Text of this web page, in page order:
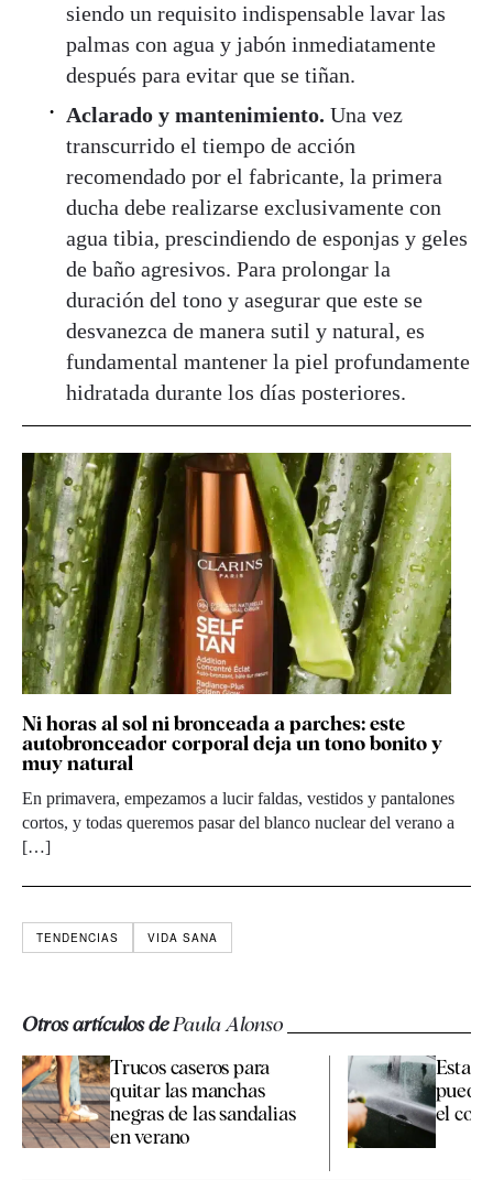
siendo un requisito indispensable lavar las
palmas con agua y jabón inmediatamente
después para evitar que se tiñan.
Aclarado y mantenimiento. Una vez
transcurrido el tiempo de acción
recomendado por el fabricante, la primera
ducha debe realizarse exclusivamente con
agua tibia, prescindiendo de esponjas y geles
de baño agresivos. Para prolongar la
duración del tono y asegurar que este se
desvanezca de manera sutil y natural, es
fundamental mantener la piel profundamente
hidratada durante los días posteriores.
Ni horas al sol ni bronceada a parches: este
autobronceador corporal deja un tono bonito y
muy natural
En primavera, empezamos a lucir faldas, vestidos y pantalones
cortos, y todas queremos pasar del blanco nuclear del verano a
[…]
TENDENCIAS VIDA SANA
Otros artículos dePaula Alonso
Trucos caseros para
quitar las manchas
negras de las sandalias
en verano
Esta
el